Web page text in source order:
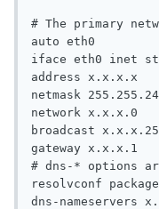
# The primary
auto eth0
iface eth0 inet
address x.x.x.x
netmask
network x.x.x.0
broadcast
gateway x.x.x.1
# dns-* options
resolvconf
dns-nameservers